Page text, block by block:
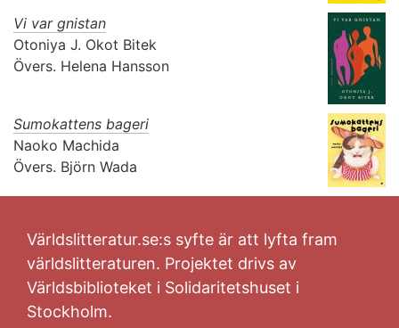
Vi var gnistan
Otoniya J. Okot Bitek
Övers. Helena Hansson
Sumokattens bageri
Naoko Machida
Övers. Björn Wada
Världslitteratur.se:s syfte är att lyfta fram
världslitteraturen. Projektet drivs av
Världsbiblioteket i Solidaritetshuset i
Stockholm.